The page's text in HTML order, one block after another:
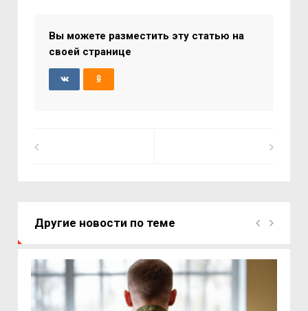
Вы можете разместить эту статью на
своей странице
Другие новости по теме